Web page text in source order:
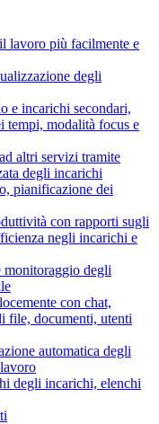
lavoro più facilmente e
degli
e incarichi secondari,
modalità focus e
altri servizi tramite
degli incarichi
pianificazione dei
con rapporti sugli
negli incarichi e
monitoraggio degli
con chat,
file, documenti, utenti
automatica degli
degli incarichi, elenchi